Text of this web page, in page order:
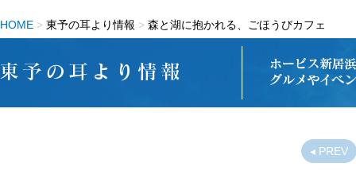
HOME > 東予の耳より情報 > 森と湖に抱かれる、ごほうびカフェ
◂ PREV